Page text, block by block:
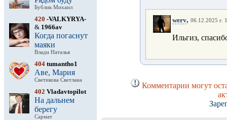
Бублик Михаил
420 -VALKYRYA-
& 1966av
Когда погаснут
маяки
Влади Наталья
404 tumantho1
Аве, Мария
Светикова Светлана
402 Vladavtopilot
На дальнем
берегу
Сармат
werv, 06.12.2025 г.
Ильгиз,
Комментарии могут